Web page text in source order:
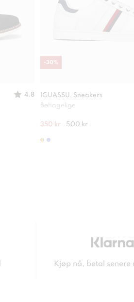
4.8
IGUASSU, Sneakers
Behagelige
350 kr 500 kr
-30%
Kjøp nå, betal senere